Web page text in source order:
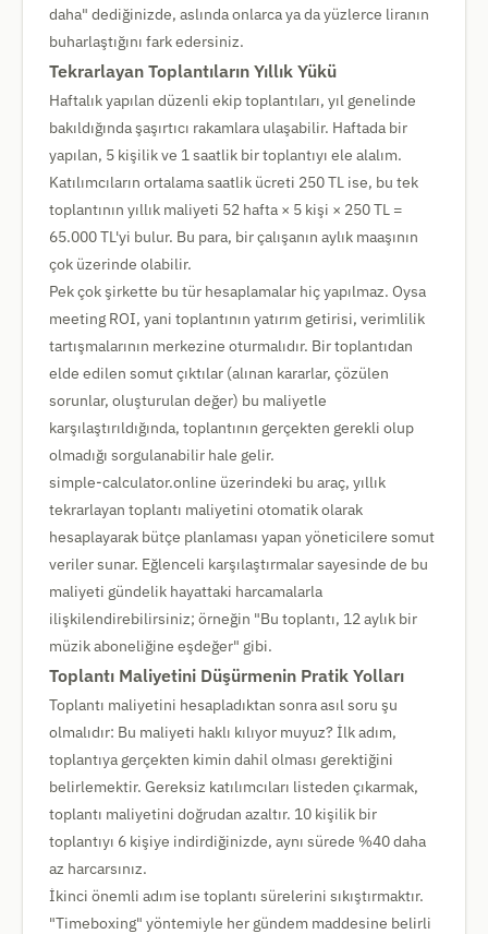
daha" dediğinizde, aslında onlarca ya da yüzlerce liranın
buharlaştığını fark edersiniz.
Tekrarlayan Toplantıların Yıllık Yükü
Haftalık yapılan düzenli ekip toplantıları, yıl genelinde
bakıldığında şaşırtıcı rakamlara ulaşabilir. Haftada bir
yapılan, 5 kişilik ve 1 saatlik bir toplantıyı ele alalım.
Katılımcıların ortalama saatlik ücreti 250 TL ise, bu tek
toplantının yıllık maliyeti 52 hafta × 5 kişi × 250 TL =
65.000 TL'yi bulur. Bu para, bir çalışanın aylık maaşının
çok üzerinde olabilir.
Pek çok şirkette bu tür hesaplamalar hiç yapılmaz. Oysa
meeting ROI, yani toplantının yatırım getirisi, verimlilik
tartışmalarının merkezine oturmalıdır. Bir toplantıdan
elde edilen somut çıktılar (alınan kararlar, çözülen
sorunlar, oluşturulan değer) bu maliyetle
karşılaştırıldığında, toplantının gerçekten gerekli olup
olmadığı sorgulanabilir hale gelir.
simple-calculator.online üzerindeki bu araç, yıllık
tekrarlayan toplantı maliyetini otomatik olarak
hesaplayarak bütçe planlaması yapan yöneticilere somut
veriler sunar. Eğlenceli karşılaştırmalar sayesinde de bu
maliyeti gündelik hayattaki harcamalarla
ilişkilendirebilirsiniz; örneğin "Bu toplantı, 12 aylık bir
müzik aboneliğine eşdeğer" gibi.
Toplantı Maliyetini Düşürmenin Pratik Yolları
Toplantı maliyetini hesapladıktan sonra asıl soru şu
olmalıdır: Bu maliyeti haklı kılıyor muyuz? İlk adım,
toplantıya gerçekten kimin dahil olması gerektiğini
belirlemektir. Gereksiz katılımcıları listeden çıkarmak,
toplantı maliyetini doğrudan azaltır. 10 kişilik bir
toplantıyı 6 kişiye indirdiğinizde, aynı sürede %40 daha
az harcarsınız.
İkinci önemli adım ise toplantı sürelerini sıkıştırmaktır.
"Timeboxing" yöntemiyle her gündem maddesine belirli